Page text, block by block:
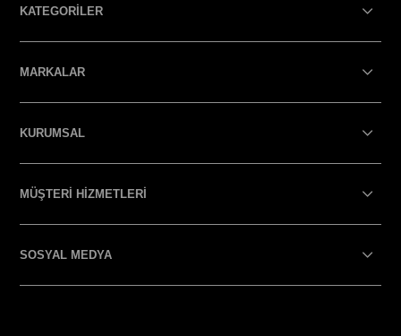
KATEGORİLER
MARKALAR
KURUMSAL
MÜŞTERİ HİZMETLERİ
SOSYAL MEDYA